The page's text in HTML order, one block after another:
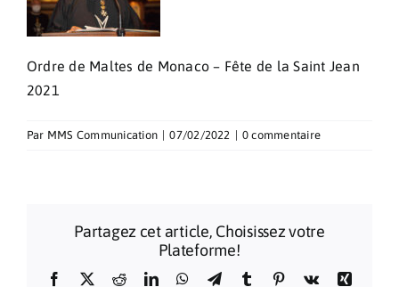
Ordre de Maltes de Monaco – Fête de la Saint Jean
2021
Par MMS Communication 07/02/2022 0 commentaire
Partagez cet article, Choisissez votre
Plateforme!
Facebook
X RedditLinkedInWhatsApp
TelegramTumblr Pinterest
Vk
Xing